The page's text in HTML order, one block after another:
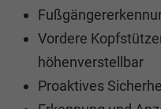
Vordere
höhenverstellbar
Proaktives